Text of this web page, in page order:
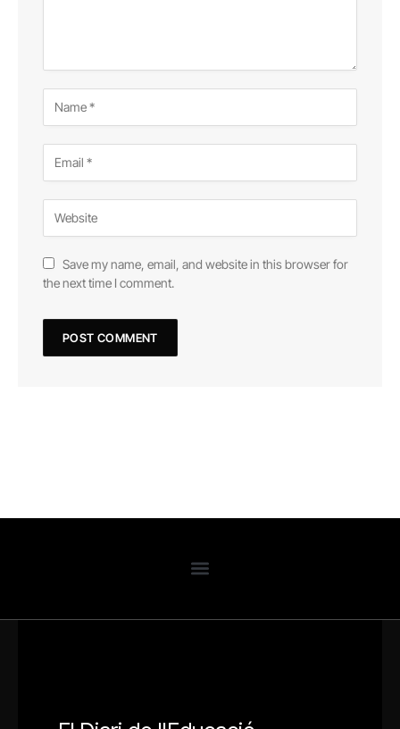
Save my name, email, and website in this browser for
the next time I comment.